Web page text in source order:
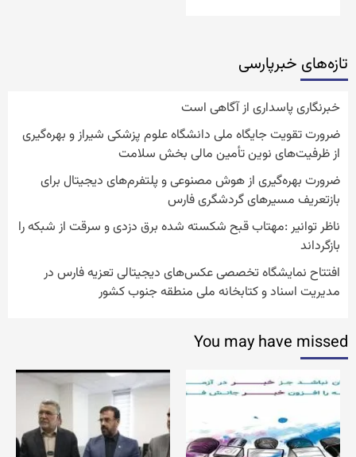
تازه‌‏های خبرپارسی
خبرنگاری پاسداری از آگاهی است
ضرورت تقویت جایگاه ملی دانشگاه علوم پزشکی شیراز و بهره‌گیری
از ظرفیت‌های نوین تأمین مالی بخش سلامت
ضرورت بهره‌گیری از هوش مصنوعی و پلتفرم‌های دیجیتال برای
بازتعریف مسیرهای گردشگری فارس
ناظر توانیر :مهتاب قبح شکسته شده برق دزدی و سرقت از شبکه را
بازگرداند
افتتاح نمایشگاه تخصصی عکس‌های دیجیتالی تعزیه فارس در
مدیریت اسناد و کتابخانه ملی منطقه جنوب کشور
You may have missed